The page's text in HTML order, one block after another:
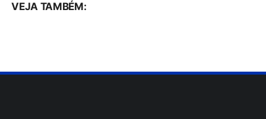
VEJA TAMBÉM: